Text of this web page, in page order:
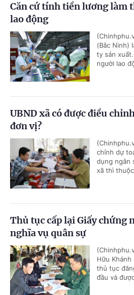
Căn cứ tính tiền lương làm
lao động
(Bắc Ninh)
ty sản
người lao
UBND xã có được điều
đơn vị?
chỉnh dự
dụng ngân
xã thì
Thủ tục cấp lại Giấy chứng
nghĩa vụ quân sự
Hữu
thủ tục
đầu và